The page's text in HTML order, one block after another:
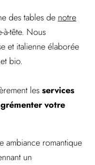
des tables de notre
tête. Nous
et italienne élaborée
bio.
lesservices
votre
ambiance romantique
un